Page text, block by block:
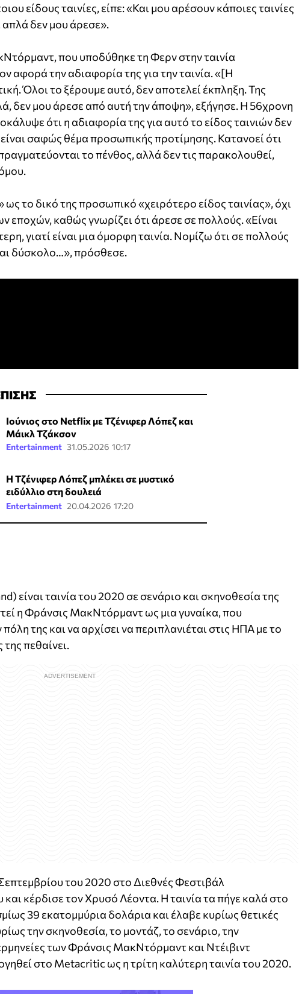
είδους ταινίες, είπε: «Και μου αρέσουν κάποιες ταινίες
απλά δεν μου άρεσε».
που υποδύθηκε τη Φερν στην ταινία
αφορά την αδιαφορία της για την ταινία. «[Η
Όλοι το ξέρουμε αυτό, δεν αποτελεί έκπληξη. Της
δεν μου άρεσε από αυτή την άποψη», εξήγησε. Η 56χρονη
ότι η αδιαφορία της για αυτό το είδος ταινιών δεν
σαφώς θέμα προσωπικής προτίμησης. Κατανοεί ότι
το πένθος, αλλά δεν τις παρακολουθεί,
το δικό της προσωπικό «χειρότερο είδος ταινίας», όχι
εποχών, καθώς γνωρίζει ότι άρεσε σε πολλούς. «Είναι
γιατί είναι μια όμορφη ταινία. Νομίζω ότι σε πολλούς
δύσκολο…», πρόσθεσε.
Ιούνιος στο Netflix με Τζένιφερ Λόπεζ και
Μάικλ Τζάκσον
Entertainment 31.05.2026 10:17
Η Τζένιφερ Λόπεζ μπλέκει σε μυστικό
ειδύλλιο στη δουλειά
Entertainment 20.04.2026 17:20
ταινία του 2020 σε σενάριο και σκηνοθεσία της
η Φράνσις ΜακΝτόρμαντ ως μια γυναίκα, που
της και να αρχίσει να περιπλανιέται στις ΗΠΑ με το
πεθαίνει.
του 2020 στο Διεθνές Φεστιβάλ
κέρδισε τον Χρυσό Λέοντα. Η ταινία τα πήγε καλά στο
39 εκατομμύρια δολάρια και έλαβε κυρίως θετικές
την σκηνοθεσία, το μοντάζ, το σενάριο, την
των Φράνσις ΜακΝτόρμαντ και Ντέιβιντ
στο Metacritic ως η τρίτη καλύτερη ταινία του 2020.